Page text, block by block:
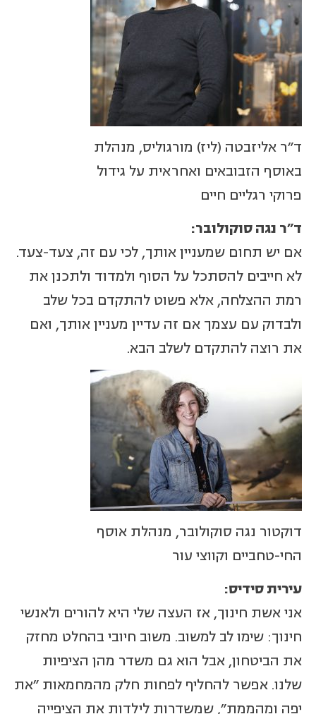
ד"ר אליזבטה (ליז) מורגוליס, מנהלת
באוסף הזבובאים ואחראית על גידול
פרוקי רגליים חיים
ד"ר נגה סוקולובר:
אם יש תחום שמעניין אותך, לכי עם זה, צעד-צעד.
לא חייבים להסתכל על הסוף ולמדוד ולתכנן את
רמת ההצלחה, אלא פשוט להתקדם בכל שלב
ולבדוק עם עצמך אם זה עדיין מעניין אותך, ואם
את רוצה להתקדם לשלב הבא.
דוקטור נגה סוקולובר, מנהלת אוסף
החי-טחביים וקווצי עור
עירית סידיס:
אני אשת חינוך, אז העצה שלי היא להורים ולאנשי
חינוך: שימו לב למשוב. משוב חיובי בהחלט מחזק
את הביטחון, אבל הוא גם משדר מהן הציפיות
שלנו. אפשר להחליף לפחות חלק מהמחמאות "את
יפה ומהממת", שמשדרות לילדות את הציפייה